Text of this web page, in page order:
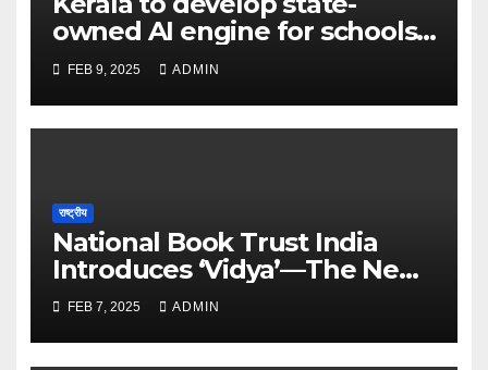
owned AI engine for schools
in 2025 – The Times of India
FEB 9, 2025 ADMIN
राष्ट्रीय
National Book Trust India
Introduces ‘Vidya’—The New
Face of Learning and
Discovery – The Times of
India
FEB 7, 2025 ADMIN